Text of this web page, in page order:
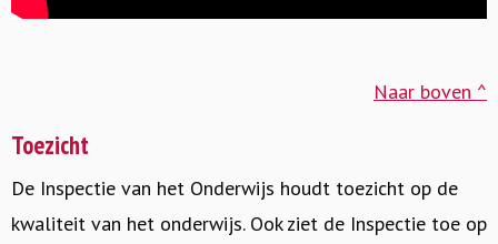
Naar boven ^
Toezicht
De Inspectie van het Onderwijs houdt toezicht op de
kwaliteit van het onderwijs. Ook ziet de Inspectie toe op